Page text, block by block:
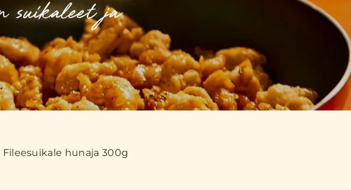
suikaleet ja
hunaja 300g